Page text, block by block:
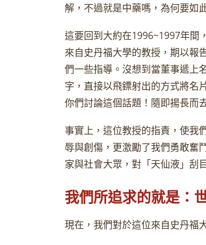
解，不過就是中藥嗎，為何要如
這要回到大約在1996~1997年間
來自史丹福大學的教授，期以報
們一些指導。沒想到當董事遞上
字，直接以飛鏢射出的方式將名
你們討論這個話題！隨即揚長而
事實上，這位教授的指責，使我
辱與創傷，更激勵了我們勇敢奮
家與社會大眾，對「天仙液」刮
我們所追求的就是：
現在，我們對於這位來自史丹福